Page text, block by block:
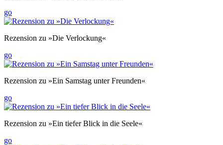
go
Rezension zu »Die Verlockung«
go
Rezension zu »Ein Samstag unter Freunden«
go
Rezension zu »Ein tiefer Blick in die Seele«
go